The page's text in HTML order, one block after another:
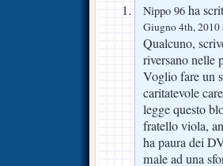
Nippo 96 ha
Giugno 4th, 2010
Qualcuno,
riversano nelle
Voglio fare un
caritatevole
legge questo
fratello viola,
ha paura dei
male ad una